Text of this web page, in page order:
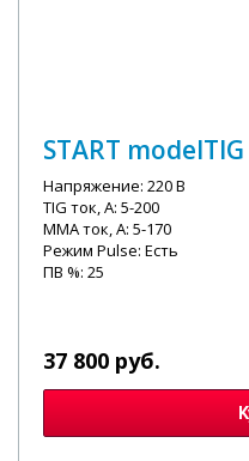
START modelTIG
Напряжение: 220 В
TIG ток, А: 5-200
MMA ток, А: 5-170
Режим Pulse: Есть
ПВ %: 25
37 800 руб.